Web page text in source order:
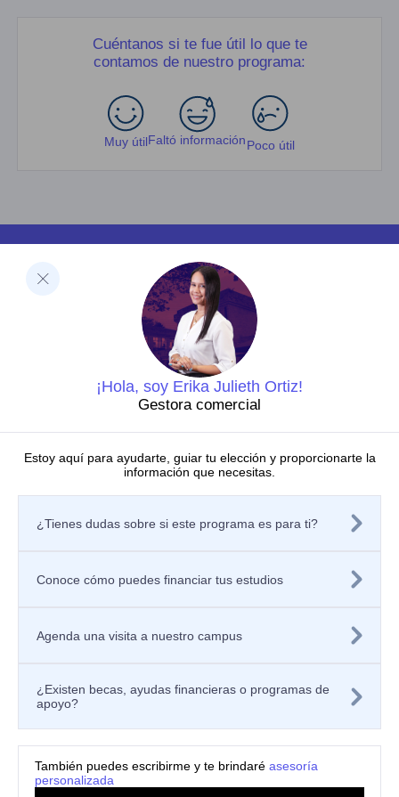
Cuéntanos si te fue útil lo que te
contamos de nuestro programa:
Muy útilFaltó informaciónPoco útil
¡Hola, soy Erika Julieth Ortiz!
Gestora comercial
Estoy aquí para ayudarte, guiar tu elección y proporcionarte la
información que necesitas.
¿Tienes dudas sobre si este programa es para ti?
Conoce cómo puedes financiar tus estudios
Agenda una visita a nuestro campus
¿Existen becas, ayudas financieras o programas de
apoyo?
También puedes escribirme y te brindaré asesoría
personalizada
Celular: +57 300 910 8606
ventanillaunica@icesi.edu.co
Ciencias de la Salud
Negocios y Economía
Barberi de Ingeniería, Diseño y Ciencias Aplicadas
Ciencias Humanas
Decanatura de Innovación Educativa y Fortalecimiento
Dirección de Investigaciones
Grupos de investigación
Semilleros de investigación
Proyectos de investigación
Directorio de investigadores
Nuestras publicaciones
Tratamiento de datos personales
Mecanismos o canales de atención
Registra tu PQRSF